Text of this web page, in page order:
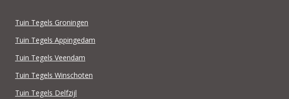
Tuin Tegels Groningen
Tuin Tegels Appingedam
Tuin Tegels Veendam
Tuin Tegels Winschoten
Tuin Tegels Delfzijl